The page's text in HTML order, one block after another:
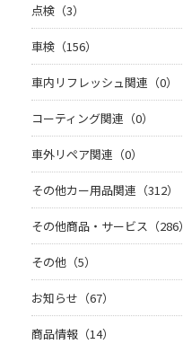
点検（3）
車検（156）
車内リフレッシュ関連（0）
コーティング関連（0）
車外リペア関連（0）
その他カー用品関連（312）
その他商品・サービス（286）
その他（5）
お知らせ（67）
商品情報（14）